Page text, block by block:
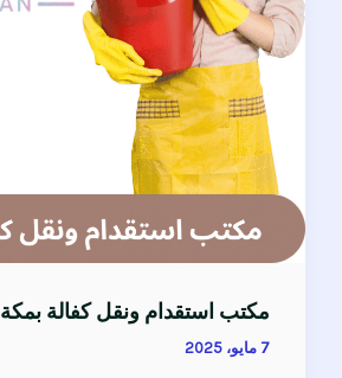
مكتب استقدام ونقل كفالة بمكة
7 مايو، 2025